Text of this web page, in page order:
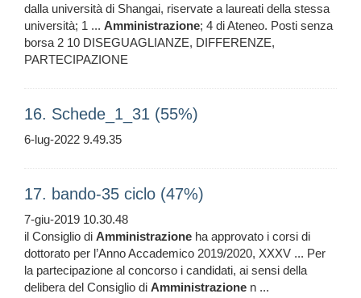
dalla università di Shangai, riservate a laureati della stessa
università; 1 ... Amministrazione; 4 di Ateneo. Posti senza
borsa 2 10 DISEGUAGLIANZE, DIFFERENZE,
PARTECIPAZIONE
16. Schede_1_31 (55%)
6-lug-2022 9.49.35
17. bando-35 ciclo (47%)
7-giu-2019 10.30.48
il Consiglio di Amministrazione ha approvato i corsi di
dottorato per l’Anno Accademico 2019/2020, XXXV ... Per
la partecipazione al concorso i candidati, ai sensi della
delibera del Consiglio di Amministrazione n ...